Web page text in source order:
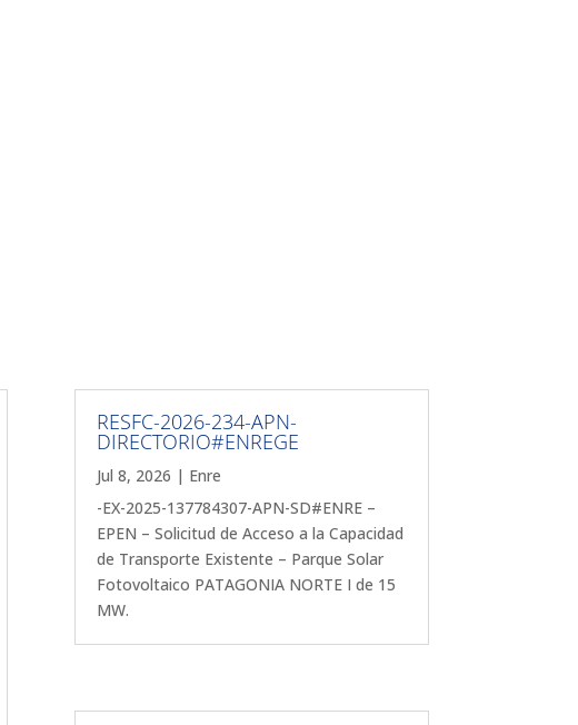
RESFC-2026-234-APN-
DIRECTORIO#ENREGE
Jul 8, 2026 | Enre
-EX-2025-137784307-APN-SD#ENRE –
EPEN – Solicitud de Acceso a la Capacidad
de Transporte Existente – Parque Solar
Fotovoltaico PATAGONIA NORTE I de 15
MW.